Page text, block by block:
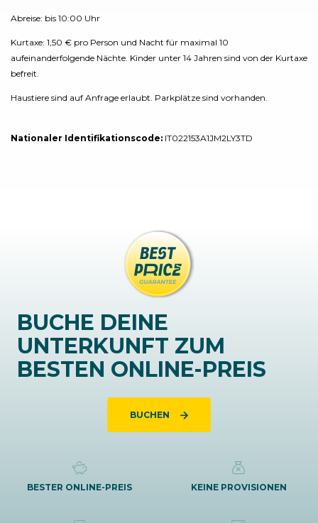
Abreise: bis 10:00 Uhr
Kurtaxe: 1,50 € pro Person und Nacht für maximal 10
aufeinanderfolgende Nächte. Kinder unter 14 Jahren sind von der Kurtaxe
befreit.
Haustiere sind auf Anfrage erlaubt. Parkplätze sind vorhanden.
Nationaler Identifikationscode: IT022153A1JM2LY3TD
BUCHE DEINE
UNTERKUNFT ZUM
BESTEN ONLINE-PREIS
BUCHEN
BESTER ONLINE-PREIS KEINE PROVISIONEN